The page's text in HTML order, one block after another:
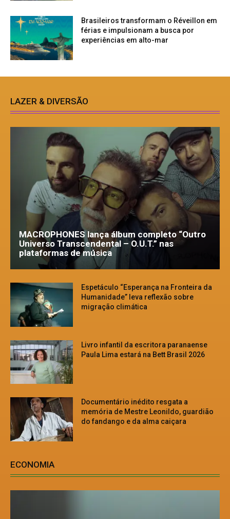
Brasileiros transformam o Réveillon em
férias e impulsionam a busca por
experiências em alto-mar
LAZER & DIVERSÃO
MACROPHONES lança álbum completo “Outro
Universo Transcendental – O.U.T.” nas
plataformas de música
Espetáculo “Esperança na Fronteira da
Humanidade” leva reflexão sobre
migração climática
Livro infantil da escritora paranaense
Paula Lima estará na Bett Brasil 2026
Documentário inédito resgata a
memória de Mestre Leonildo, guardião
do fandango e da alma caiçara
ECONOMIA